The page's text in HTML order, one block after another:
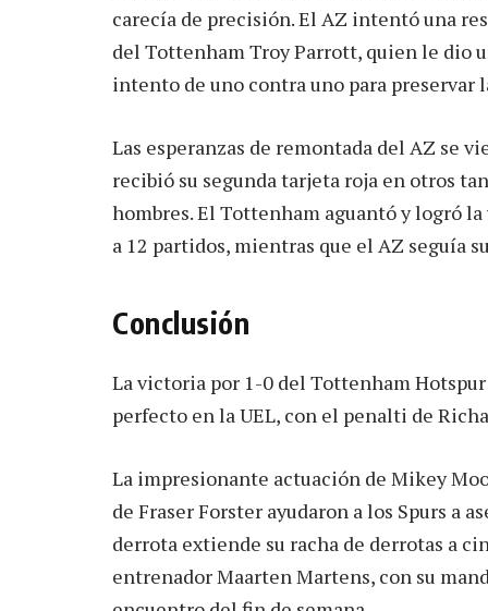
carecía de precisión. El AZ intentó una
del Tottenham Troy Parrott, quien le dio
intento de uno contra uno para preservar
Las esperanzas de remontada del AZ se
recibió su segunda tarjeta roja en otros
hombres. El Tottenham aguantó y logró
a 12 partidos, mientras que el AZ seguía
Conclusión
La victoria por 1-0 del Tottenham
perfecto en la UEL, con el penalti de
La impresionante actuación de Mikey
de Fraser Forster ayudaron a los Spurs a
derrota extiende su racha de derrotas a
entrenador Maarten Martens, con su